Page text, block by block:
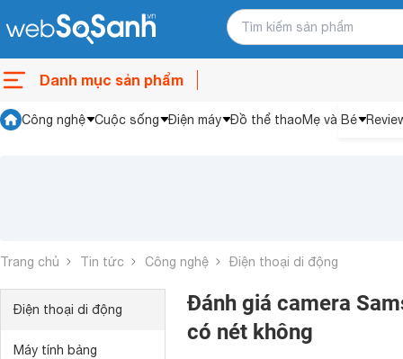
Danh mục sản phẩm
Công nghệ Cuộc sống Điện máy Đồ thể thaoMẹ và Bé
Trang chủ Tin tức Công nghệ Điện thoại di động
Điện thoại di động
Máy tính bảng
Đánh giá camera
có nét không